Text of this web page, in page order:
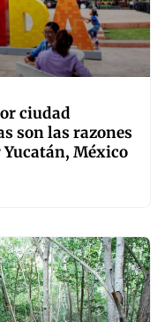
ciudad
son las razones
México